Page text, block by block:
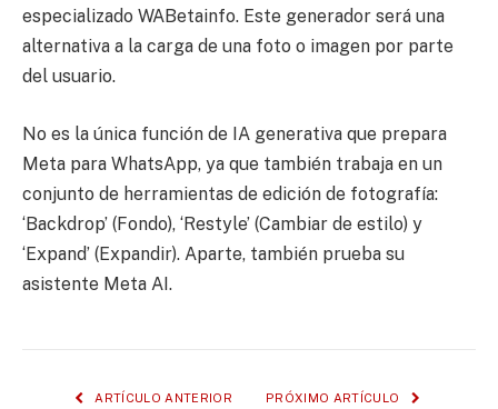
especializado WABetainfo. Este generador será una
alternativa a la carga de una foto o imagen por parte
del usuario.
No es la única función de IA generativa que prepara
Meta para WhatsApp, ya que también trabaja en un
conjunto de herramientas de edición de fotografía:
‘Backdrop’ (Fondo), ‘Restyle’ (Cambiar de estilo) y
‘Expand’ (Expandir). Aparte, también prueba su
asistente Meta AI.
ARTÍCULO ANTERIOR PRÓXIMO ARTÍCULO